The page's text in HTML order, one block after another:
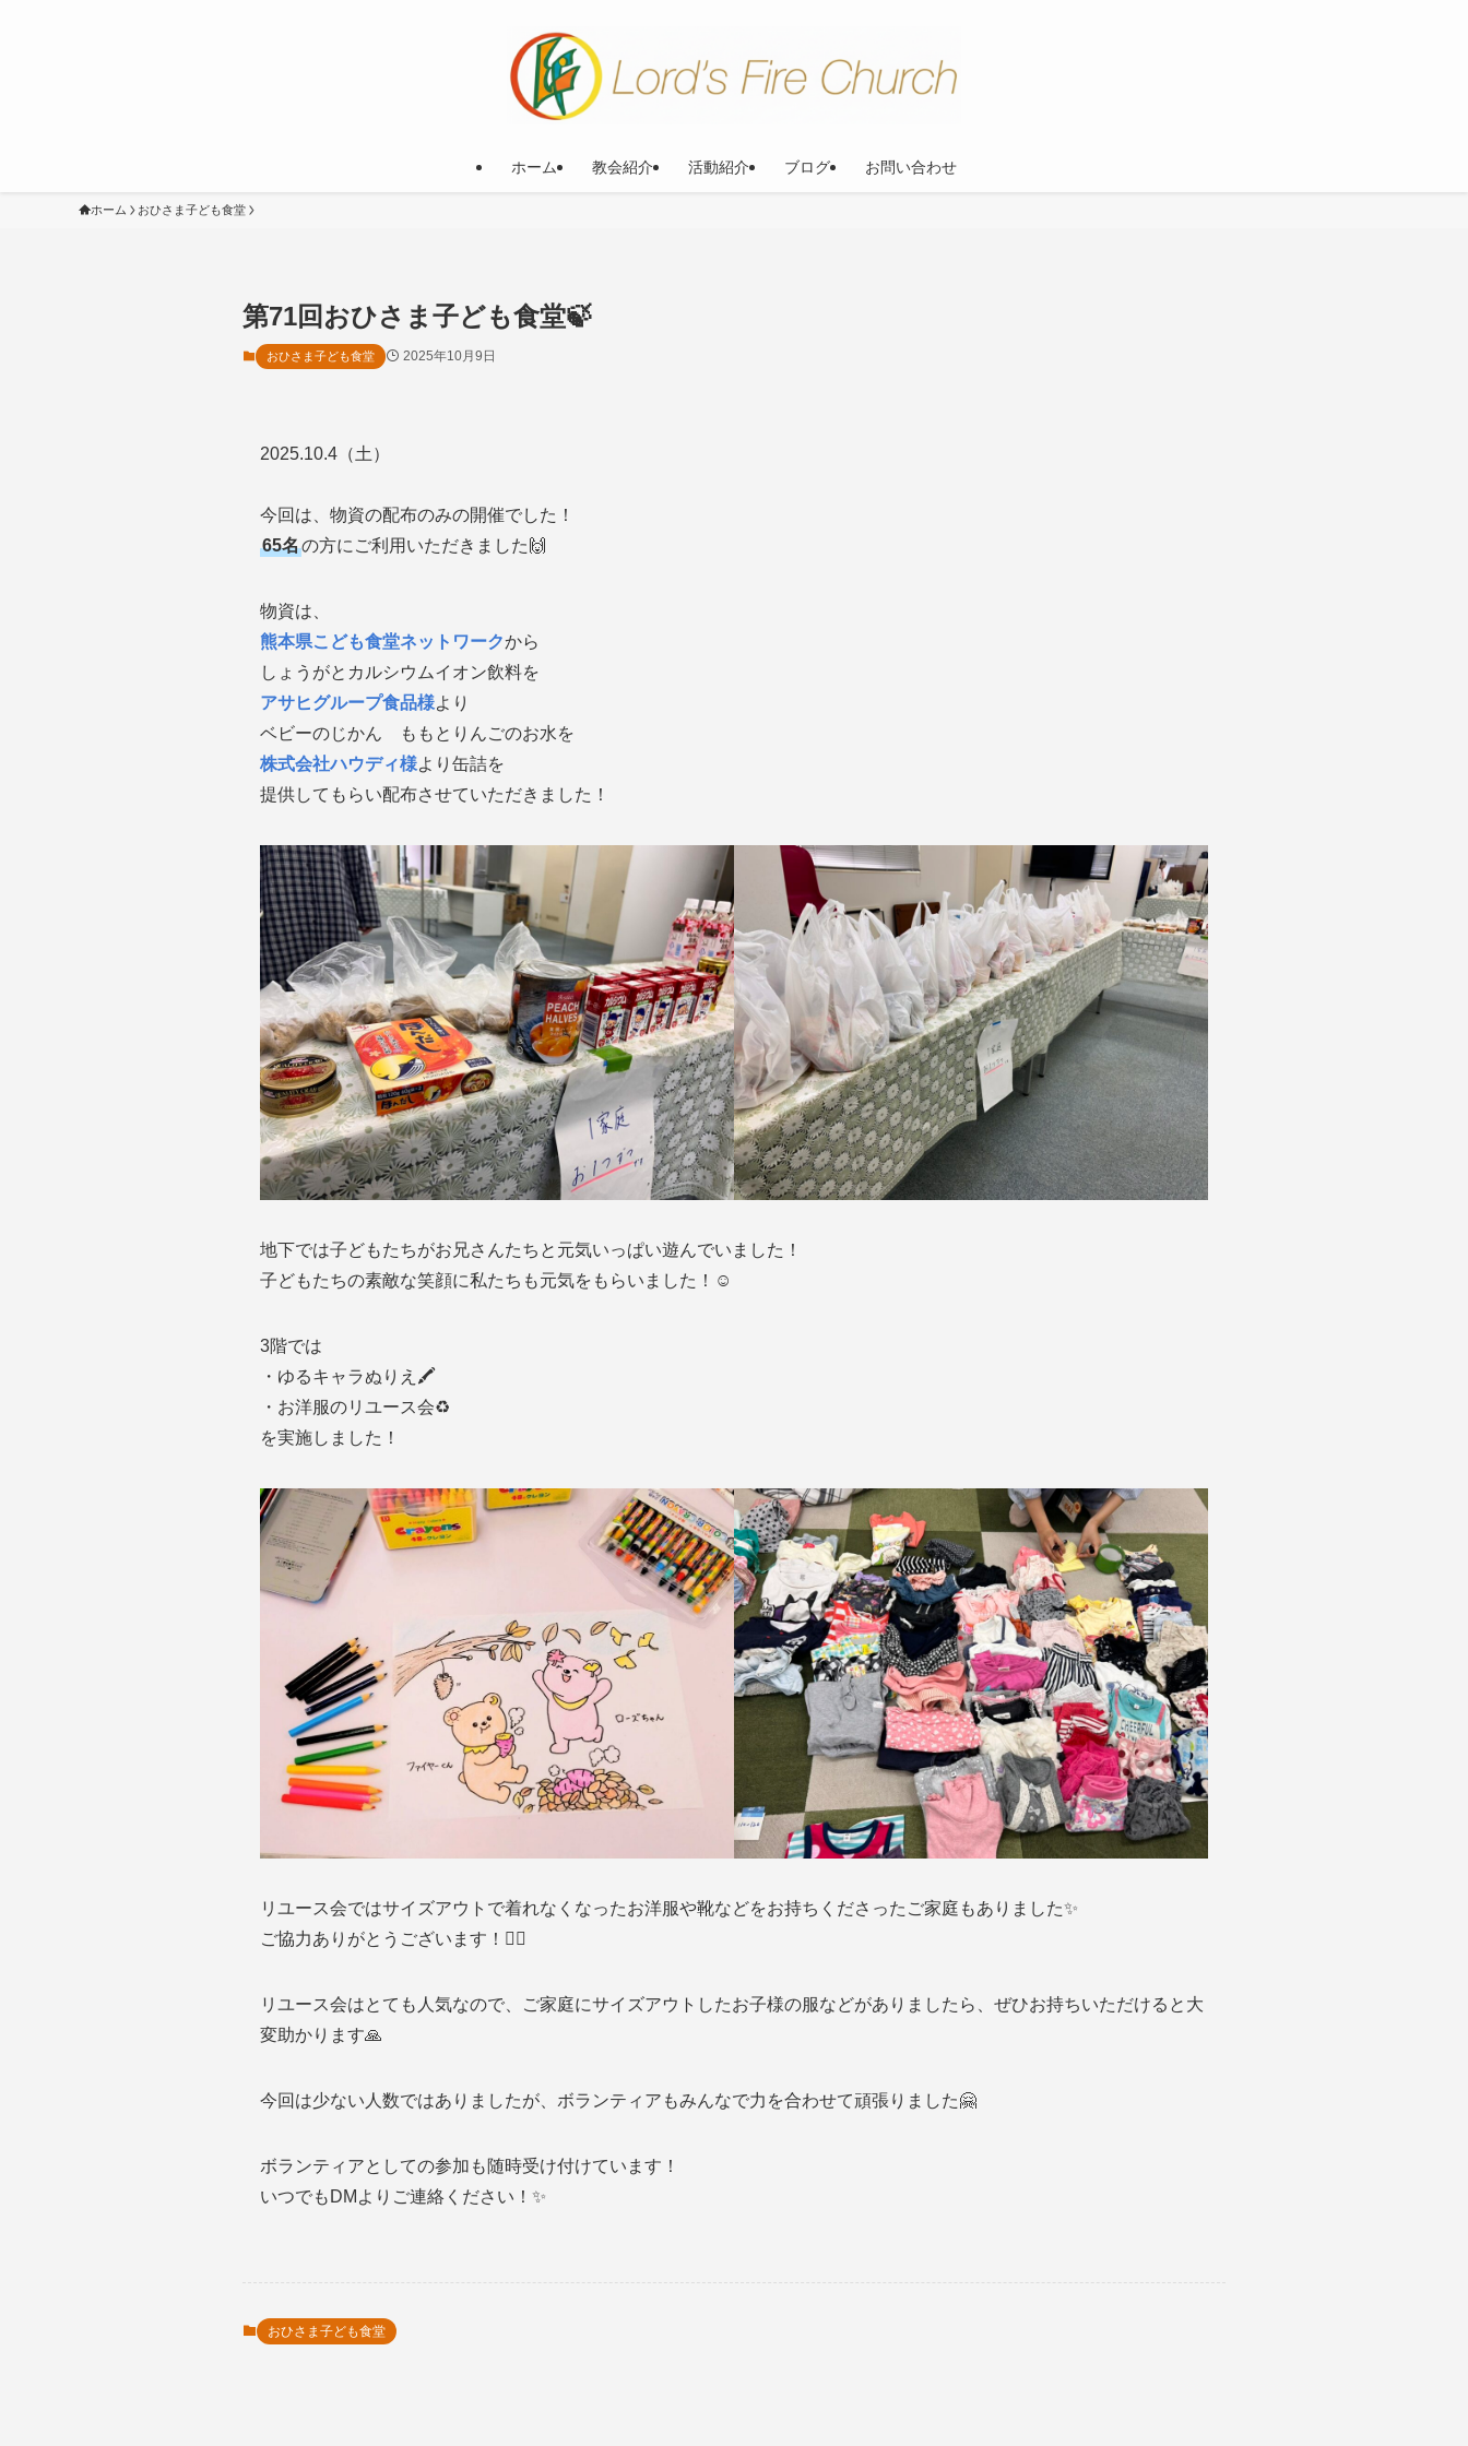
ホーム 教会紹介 活動紹介 ブログ お問い合わせ
ホーム おひさま子ども食堂
第71回おひさま子ども食堂🍃
おひさま子ども食堂 2025年10月9日
2025.10.4（土）
今回は、物資の配布のみの開催でした！
65名の方にご利用いただきました🙌
物資は、
熊本県こども食堂ネットワークから
しょうがとカルシウムイオン飲料を
アサヒグループ食品様より
ベビーのじかん ももとりんごのお水を
株式会社ハウディ様より缶詰を
提供してもらい配布させていただきました！
地下では子どもたちがお兄さんたちと元気いっぱい遊んでいました！
子どもたちの素敵な笑顔に私たちも元気をもらいました！☺️
3階では
・ゆるキャラぬりえ🖍️
・お洋服のリユース会♻️
を実施しました！
リユース会ではサイズアウトで着れなくなったお洋服や靴などをお持ちくださったご家庭もありました✨
ご協力ありがとうございます！🙇‍♀️
リユース会はとても人気なので、ご家庭にサイズアウトしたお子様の服などがありましたら、ぜひお持ちいただけると大
変助かります🙏
今回は少ない人数ではありましたが、ボランティアもみんなで力を合わせて頑張りました🤗
ボランティアとしての参加も随時受け付けています！
いつでもDMよりご連絡ください！✨
おひさま子ども食堂